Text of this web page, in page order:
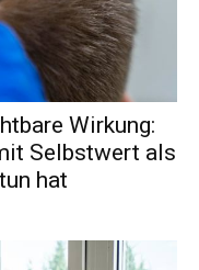
Wirkung:
Selbstwert als
hat